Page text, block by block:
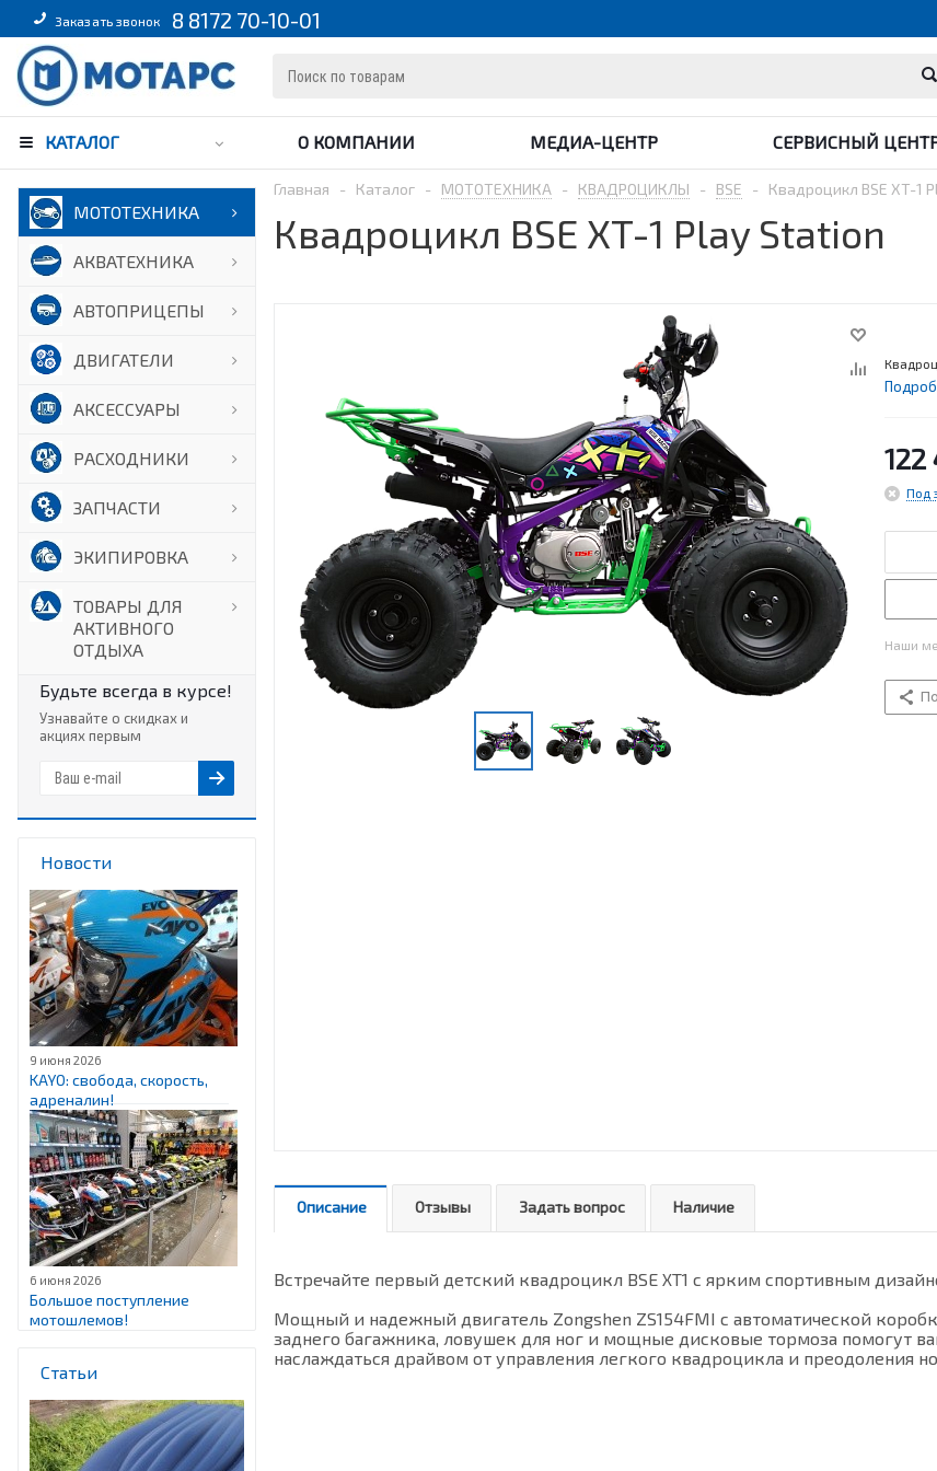
Заказать звонок 8 8172 70-10-01
КАТАЛОГ О КОМПАНИИ МЕДИА-ЦЕНТР СЕРВИСНЫЙ
МОТОТЕХНИКА
АКВАТЕХНИКА
АВТОПРИЦЕПЫ
ДВИГАТЕЛИ
АКСЕССУАРЫ
РАСХОДНИКИ
ЗАПЧАСТИ
ЭКИПИРОВКА
ТОВАРЫ ДЛЯ
АКТИВНОГО
ОТДЫХА
Будьте всегда в курсе!
Узнавайте о скидках и
акциях первым
Новости
9 июня 2026
KAYO: свобода, скорость,
адреналин!
6 июня 2026
Большое поступление
мотошлемов!
Статьи
Главная - Каталог - МОТОТЕХНИКА - КВАДРОЦИКЛЫ - BSE - Квадроцикл BSE XT-1
Квадроцикл BSE XT-1 Play Station
122
Под
Наши
Описание Отзывы Задать вопрос Наличие
Встречайте первый детский квадроцикл BSE XT1 с ярким спортивным
Мощный и надежный двигатель Zongshen ZS154FMI с автоматической
заднего багажника, ловушек для ног и мощные дисковые тормоза помогут
наслаждаться драйвом от управления легкого квадроцикла и преодоления